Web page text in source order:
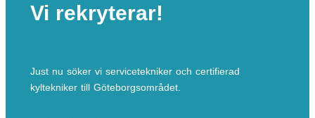
Vi rekryterar!
Just nu söker vi servicetekniker och certifierad
kyltekniker till Göteborgsområdet.